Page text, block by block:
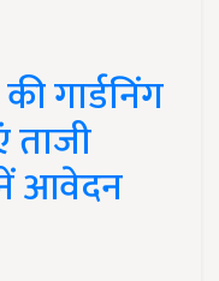
गार्डनिंग
आवेदन